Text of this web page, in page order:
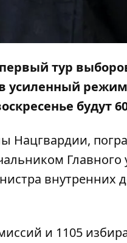
тур
усиленный
будут
Нацгвардии,
внутренних
и 1105